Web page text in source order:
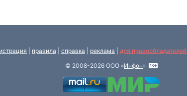
правила справка реклама для правообладателей
© 2008-2026 ООО «Инфон»